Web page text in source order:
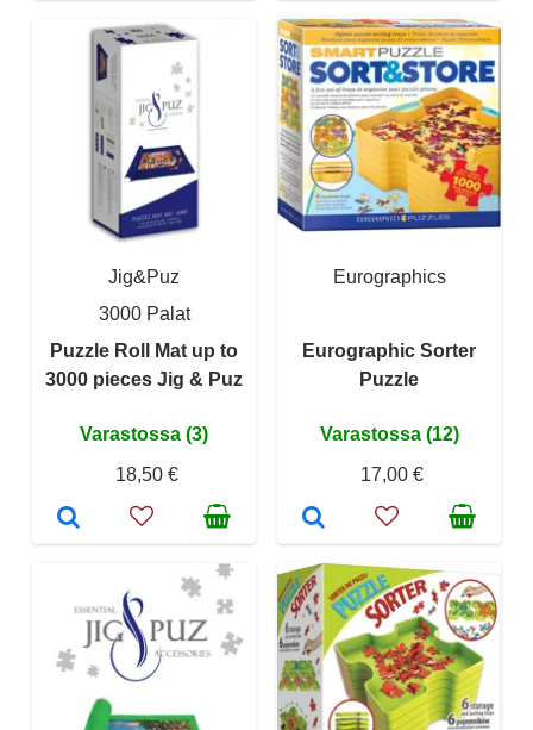
Jig&Puz
3000 Palat
Puzzle Roll Mat up to
3000 pieces Jig & Puz
Varastossa (3)
18,50 €
Eurographics
Eurographic Sorter
Puzzle
Varastossa (12)
17,00 €